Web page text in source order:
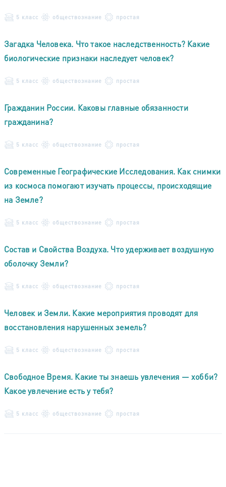
5 класс обществознание простая
Загадка Человека. Что такое наследственность? Какие
биологические признаки наследует человек?
5 класс обществознание простая
Гражданин России. Каковы главные обязанности
гражданина?
5 класс обществознание простая
Современные Географические Исследования. Как снимки
из космоса помогают изучать процессы, происходящие
на Земле?
5 класс обществознание простая
Состав и Свойства Воздуха. Что удерживает воздушную
оболочку Земли?
5 класс обществознание простая
Человек и Земли. Какие мероприятия проводят для
восстановления нарушенных земель?
5 класс обществознание простая
Свободное Время. Какие ты знаешь увлечения — хобби?
Какое увлечение есть у тебя?
5 класс обществознание простая